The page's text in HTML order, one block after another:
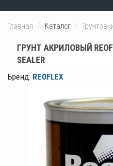
Главная Каталог
ГРУНТ АКРИЛОВЫЙ
SEALER
Бренд: REOFLEX